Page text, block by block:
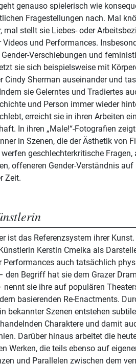
genauso spielerisch wie
mal stellt sie Liebes- oder
und Performances.
Verschiebungen und
sie sich beispielsweise mit
Cindy Sherman auseinander und
sie Gelerntes und Tradiertes
und Person immer wieder
erreicht sie in ihren Arbeiten
In ihren „Male!“-Fotografien
in Szenen, die der Ästhetik von
geschlechterkritische Fragen,
offeneren Gender-Verständnis
Zeit.
ist das Referenzsystem ihrer
Kerstin Cmelka als
Performances auch tatsächlich
den Begriff hat sie dem Grazer
nennt sie ihre auf populären
basierenden Re-Enactments.
bekannter Szenen entstehen
Charaktere und damit
Darüber hinaus arbeitet die
Werken, die teils ebenso auf
und Parallelen zwischen dem